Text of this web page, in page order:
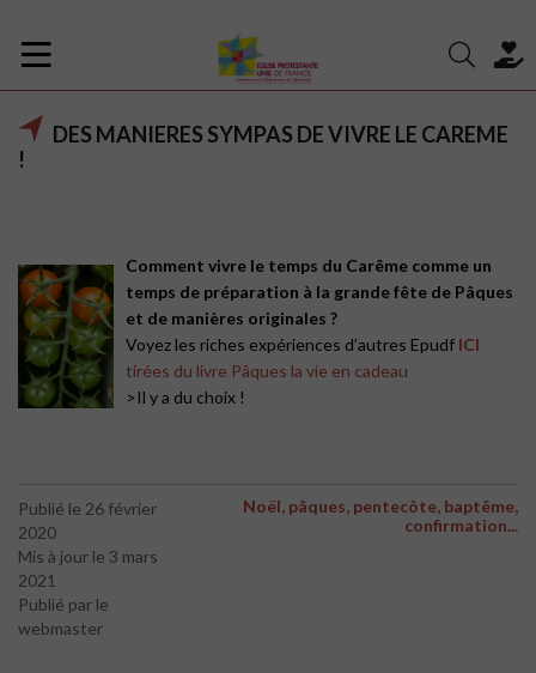
DES MANIERES SYMPAS DE VIVRE LE CAREME
!
Comment vivre le temps du Carême comme un
temps de préparation à la grande fête de Pâques
et de manières originales ?
Voyez les riches expériences d’autres Epudf ICI
tirées du livre Pâques la vie en cadeau
>Il y a du choix !
Publié le 26 février
2020
Mis à jour le 3 mars
2021
Publié par le
webmaster
Noël, pâques, pentecôte, baptême,
confirmation...